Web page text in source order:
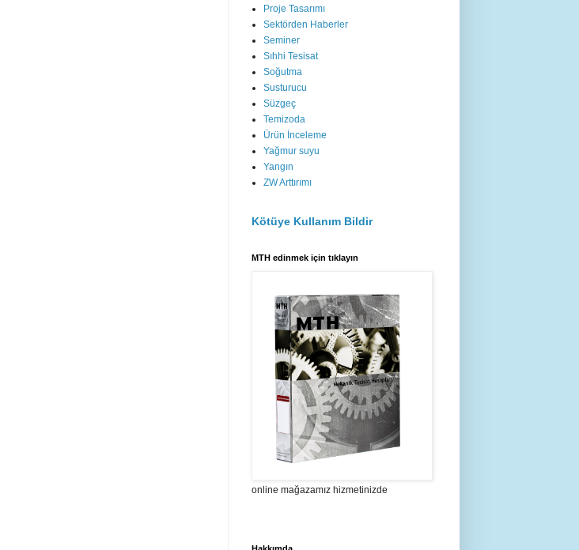
Proje Tasarımı
Sektörden Haberler
Seminer
Sıhhi Tesisat
Soğutma
Susturucu
Süzgeç
Temizoda
Ürün İnceleme
Yağmur suyu
Yangın
ZW Arttırımı
Kötüye Kullanım Bildir
MTH edinmek için tıklayın
online mağazamız hizmetinizde